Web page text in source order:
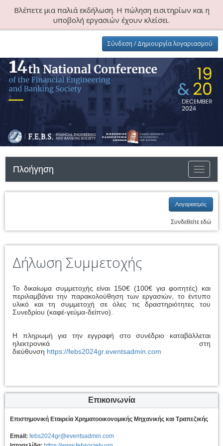
Βλέπετε μια παλιά εκδήλωση. Η πώληση εισιτηρίων και η
υποβολή εργασιών έχουν κλείσει.
Σύνδεση / Δημιουργία λογαριασμού
Πλοήγηση
Λογαριασμός
Συνδεθείτε εδώ
Δήλωση Συμμετοχής
Το δικαίωμα συμμετοχής είναι 150€ (100€ για φοιτητές) και
περιλαμβάνει την παρακολούθηση των εργασιών, το έντυπο
υλικό και τη συμμετοχή σε όλες τις δραστηριότητες του
Συνεδρίου (καφέ-γεύμα-δείπνο).
H πληρωμή για την εγγραφή στο συνέδριο καταβάλλεται
ηλεκτρονικά στη
διεύθυνση https://febs2024gr.eventsadmin.com
Επικοινωνία
Επιστημονική Εταιρεία Χρηματοοικονομικής Μηχανικής και Τραπεζικής
Email: febs2024gr@eventsadmin.com